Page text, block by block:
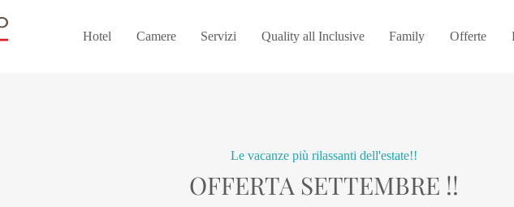
Hotel Camere Servizi Quality all Inclusive Family Offerte
Le vacanze più rilassanti dell'estate!!
OFFERTA SETTEMBRE !!